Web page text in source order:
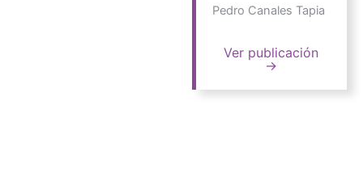
Pedro Canales Tapia
Ver publicación
→